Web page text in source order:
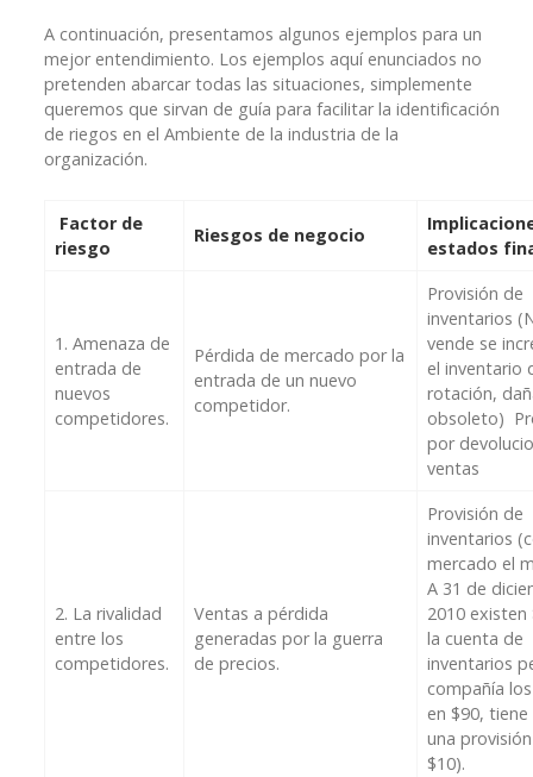
A continuación, presentamos algunos ejemplos para un
mejor entendimiento. Los ejemplos aquí enunciados no
pretenden abarcar todas las situaciones, simplemente
queremos que sirvan de guía para facilitar la identificación
de riegos en el Ambiente de la industria de la
organización.
Factor de
riesgo
Riesgos de negocio
estados
1. Amenaza de
entrada de
nuevos
competidores.
Pérdida de mercado por la
entrada de un nuevo
competidor.
Provisión de
inventarios
vende se
el inventario
rotación,
obsoleto)
por
ventas
2. La rivalidad
entre los
competidores.
Ventas a pérdida
generadas por la guerra
de precios.
Provisión de
inventarios
mercado el
A 31 de
2010 existen
la cuenta de
inventarios
compañía
en $90,
una
$10).